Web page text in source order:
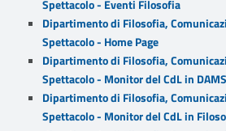
Spettacolo - Eventi Filosofia
Dipartimento di Filosofia,
Spettacolo - Home Page
Dipartimento di Filosofia,
Spettacolo - Monitor del CdL in DAMS
Dipartimento di Filosofia,
Spettacolo - Monitor del CdL in